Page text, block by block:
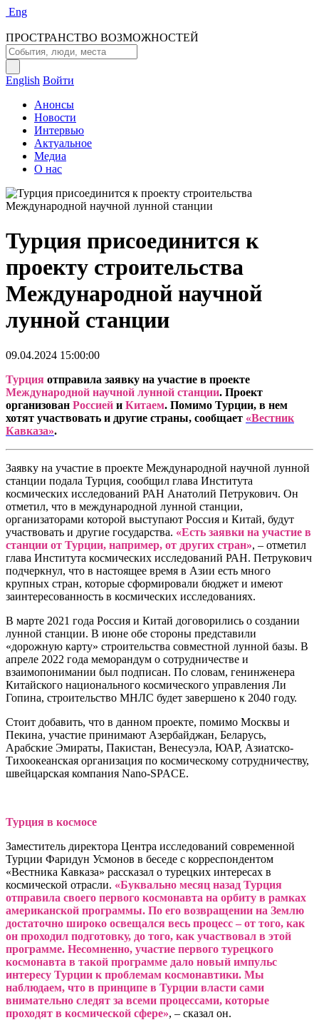
Eng
ПРОСТРАНСТВО ВОЗМОЖНОСТЕЙ
English Войти
Анонсы
Новости
Интервью
Актуальное
Медиа
О нас
Турция присоединится к
проекту строительства
Международной научной
лунной станции
09.04.2024 15:00:00
Турция отправила заявку на участие в проекте
Международной научной лунной станции. Проект
организован Россией и Китаем. Помимо Турции, в нем
хотят участвовать и другие страны, сообщает «Вестник
Кавказа».
Заявку на участие в проекте Международной научной лунной
станции подала Турция, сообщил глава Института
космических исследований РАН Анатолий Петрукович. Он
отметил, что в международной лунной станции,
организаторами которой выступают Россия и Китай, будут
участвовать и другие государства. «Есть заявки на участие в
станции от Турции, например, от других стран», – отметил
глава Института космических исследований РАН. Петрукович
подчеркнул, что в настоящее время в Азии есть много
крупных стран, которые сформировали бюджет и имеют
заинтересованность в космических исследованиях.
В марте 2021 года Россия и Китай договорились о создании
лунной станции. В июне обе стороны представили
«дорожную карту» строительства совместной лунной базы. В
апреле 2022 года меморандум о сотрудничестве и
взаимопонимании был подписан. По словам, генинженера
Китайского национального космического управления Ли
Гопина, строительство МНЛС будет завершено к 2040 году.
Стоит добавить, что в данном проекте, помимо Москвы и
Пекина, участие принимают Азербайджан, Беларусь,
Арабские Эмираты, Пакистан, Венесуэла, ЮАР, Азиатско-
Тихоокеанская организация по космическому сотрудничеству,
швейцарская компания Nano-SPACE.
Турция в космосе
Заместитель директора Центра исследований современной
Турции Фаридун Усмонов в беседе с корреспондентом
«Вестника Кавказа» рассказал о турецких интересах в
космической отрасли. «Буквально месяц назад Турция
отправила своего первого космонавта на орбиту в рамках
американской программы. По его возвращении на Землю
достаточно широко освещался весь процесс – от того, как
он проходил подготовку, до того, как участвовал в этой
программе. Несомненно, участие первого турецкого
космонавта в такой программе дало новый импульс
интересу Турции к проблемам космонавтики. Мы
наблюдаем, что в принципе в Турции власти сами
внимательно следят за всеми процессами, которые
проходят в космической сфере», – сказал он.